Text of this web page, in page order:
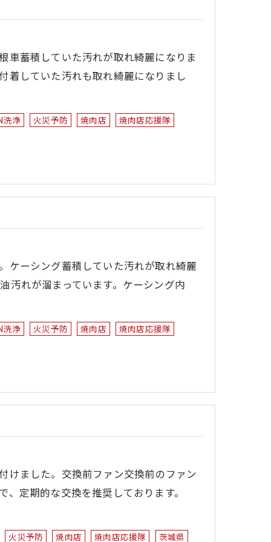
車蓄積していた汚れが取れ綺麗になりま
着していた汚れも取れ綺麗になりまし
洗浄 火災予防 焼肉店 焼肉店応援隊
ケーシング蓄積していた汚れが取れ綺麗
汚れが溜まっています。ケーシング内
洗浄 火災予防 焼肉店 焼肉店応援隊
けました。交換前ファン交換前のファン
定期的な交換を推奨しております。
火災予防 焼肉店 焼肉店応援隊 茨城県